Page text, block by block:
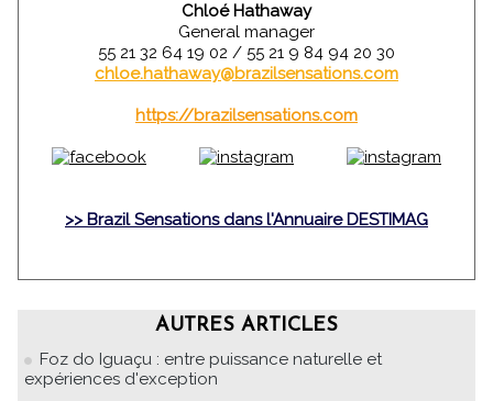
Chloé Hathaway
General manager
55 21 32 64 19 02 / 55 21 9 84 94 20 30
chloe.hathaway@brazilsensations.com
https://brazilsensations.com
>> Brazil Sensations dans l'Annuaire DESTIMAG
AUTRES ARTICLES
Foz do Iguaçu : entre puissance naturelle et
expériences d'exception